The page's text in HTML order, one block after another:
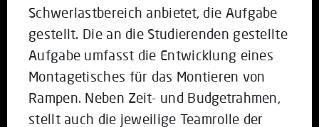
Schwerlastbereich anbietet, die Aufgabe
gestellt. Die an die Studierenden gestellte
Aufgabe umfasst die Entwicklung eines
Montagetisches für das Montieren von
Rampen. Neben Zeit- und Budgetrahmen,
stellt auch die jeweilige Teamrolle der